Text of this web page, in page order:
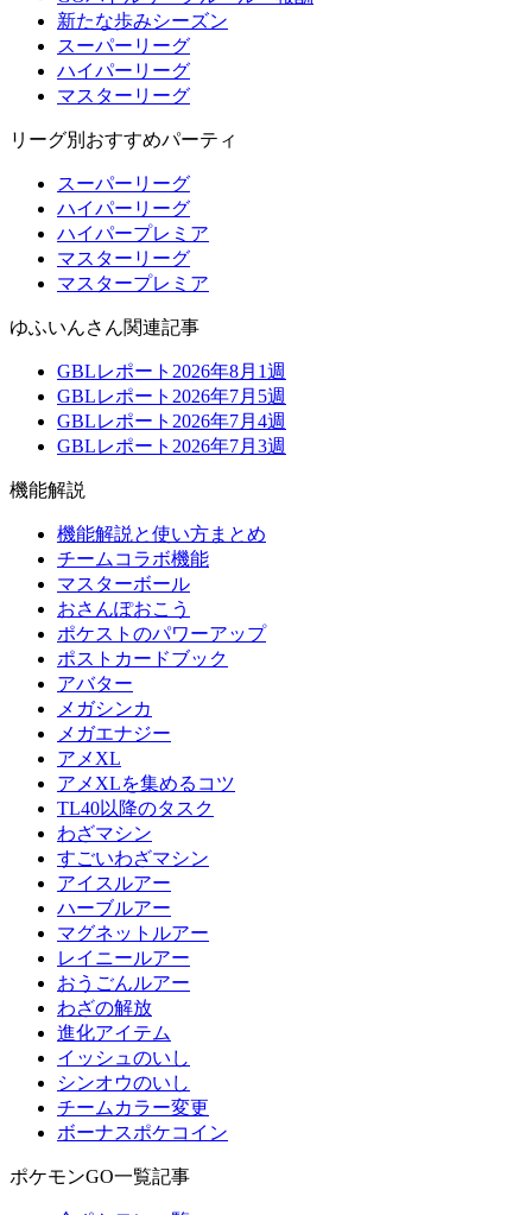
新たな歩みシーズン
スーパーリーグ
ハイパーリーグ
マスターリーグ
リーグ別おすすめパーティ
スーパーリーグ
ハイパーリーグ
ハイパープレミア
マスターリーグ
マスタープレミア
ゆふいんさん関連記事
GBLレポート2026年8月1週
GBLレポート2026年7月5週
GBLレポート2026年7月4週
GBLレポート2026年7月3週
機能解説
機能解説と使い方まとめ
チームコラボ機能
マスターボール
おさんぽおこう
ポケストのパワーアップ
ポストカードブック
アバター
メガシンカ
メガエナジー
アメXL
アメXLを集めるコツ
TL40以降のタスク
わざマシン
すごいわざマシン
アイスルアー
ハーブルアー
マグネットルアー
レイニールアー
おうごんルアー
わざの解放
進化アイテム
イッシュのいし
シンオウのいし
チームカラー変更
ボーナスポケコイン
ポケモンGO一覧記事